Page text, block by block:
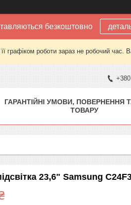
безкоштовно
графіком роботи зараз не робочий
ГАРАНТІЙНІ УМОВИ, ПОВЕРНЕННЯ
ТОВАРУ
23,6" Samsung